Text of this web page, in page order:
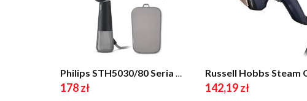
Philips STH5030/80 Seria 5000 1400W 24g/min
178 zł 142,19 zł